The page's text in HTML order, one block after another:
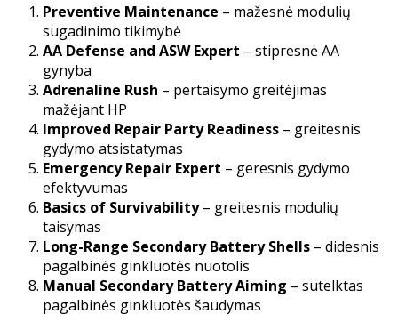
Preventive Maintenance – mažesnė modulių
sugadinimo tikimybė
AA Defense and ASW Expert – stipresnė AA
gynyba
Adrenaline Rush – pertaisymo greitėjimas
mažėjant HP
Improved Repair Party Readiness – greitesnis
gydymo atsistatymas
Emergency Repair Expert – geresnis gydymo
efektyvumas
Basics of Survivability– greitesnis modulių
taisymas
Long-Range Secondary Battery Shells – didesnis
pagalbinės ginkluotės nuotolis
Manual Secondary Battery Aiming – sutelktas
pagalbinės ginkluotės šaudymas